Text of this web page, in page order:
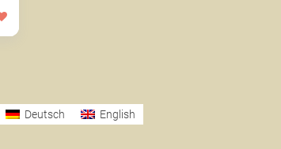
Deutsch English